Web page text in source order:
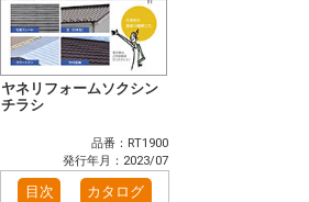
ヤネリフォームソクシン
チラシ
品番：RT1900
発行年月：2023/07
目次 カタログ